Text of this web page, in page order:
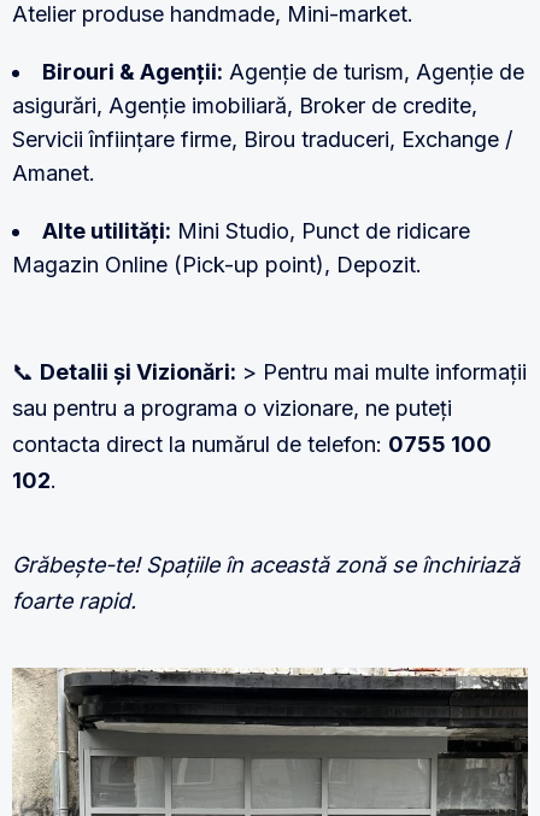
Atelier produse handmade, Mini-market.
Birouri & Agenții: Agenție de turism, Agenție de
asigurări, Agenție imobiliară, Broker de credite,
Servicii înființare firme, Birou traduceri, Exchange /
Amanet.
Alte utilități: Mini Studio, Punct de ridicare
Magazin Online (Pick-up point), Depozit.
📞 Detalii și Vizionări: > Pentru mai multe informații
sau pentru a programa o vizionare, ne puteți
contacta direct la numărul de telefon: 0755 100
102.
Grăbește-te! Spațiile în această zonă se închiriază
foarte rapid.